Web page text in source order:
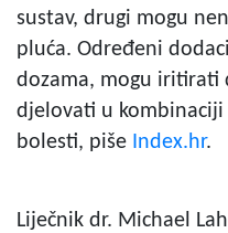
sustav, drugi mogu
pluća. Određeni
dozama, mogu iritirati
djelovati u kombinaciji
bolesti, piše Index.hr.
Liječnik dr. Michael